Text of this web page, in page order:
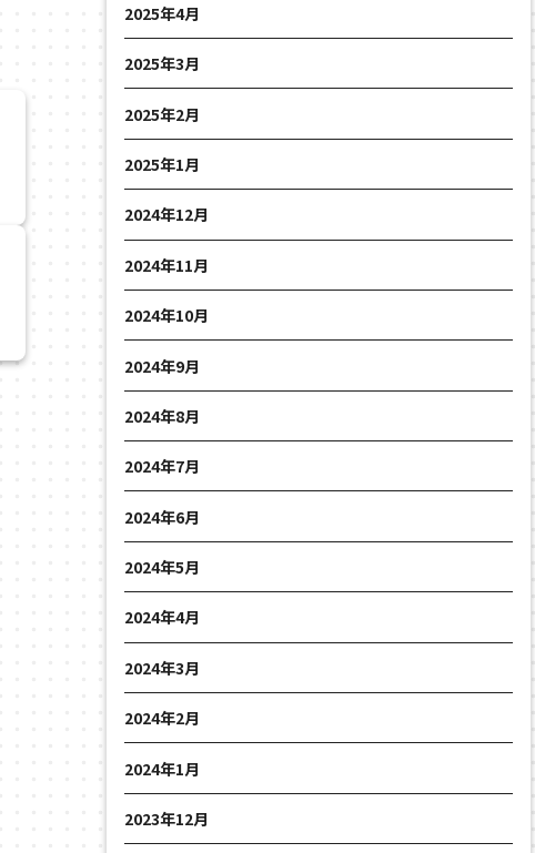
2025年4月
2025年3月
2025年2月
2025年1月
2024年12月
2024年11月
2024年10月
2024年9月
2024年8月
2024年7月
2024年6月
2024年5月
2024年4月
2024年3月
2024年2月
2024年1月
2023年12月